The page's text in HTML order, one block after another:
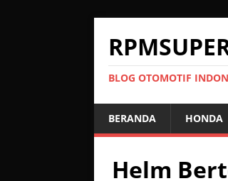
BLOG OTOMOTIF
BERANDA HONDA
Helm